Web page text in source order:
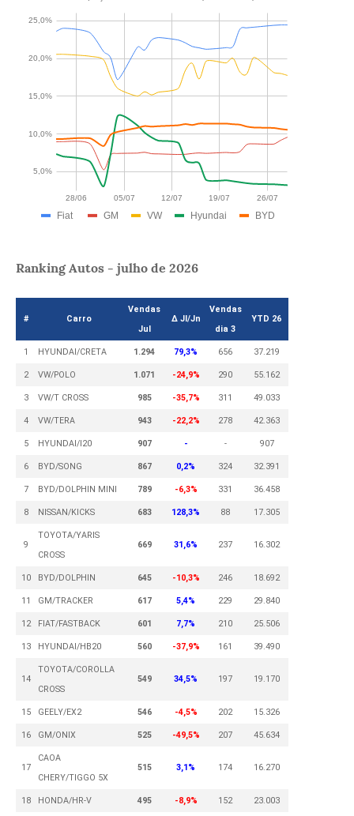
Ranking Autos - julho de 2026
# Carro
Vendas
Jul
Δ Jl/Jn
Vendas
dia 3
YTD 26
1 HYUNDAI/CRETA 1.294 79,3% 656 37.219
2 VW/POLO 1.071 -24,9% 290 55.162
3 VW/T CROSS 985 -35,7% 311 49.033
4 VW/TERA 943 -22,2% 278 42.363
5 HYUNDAI/I20 907 - - 907
6 BYD/SONG 867 0,2% 324 32.391
7 BYD/DOLPHIN MINI 789 -6,3% 331 36.458
8 NISSAN/KICKS 683 128,3% 88 17.305
9
TOYOTA/YARIS
CROSS
669 31,6% 237 16.302
10 BYD/DOLPHIN 645 -10,3% 246 18.692
11 GM/TRACKER 617 5,4% 229 29.840
12 FIAT/FASTBACK 601 7,7% 210 25.506
13 HYUNDAI/HB20 560 -37,9% 161 39.490
14
TOYOTA/COROLLA
CROSS
549 34,5% 197 19.170
15 GEELY/EX2 546 -4,5% 202 15.326
16 GM/ONIX 525 -49,5% 207 45.634
17
CAOA
CHERY/TIGGO 5X
515 3,1% 174 16.270
18 HONDA/HR-V 495 -8,9% 152 23.003